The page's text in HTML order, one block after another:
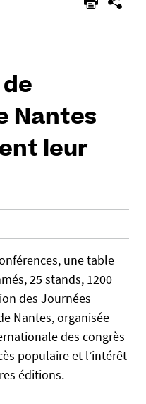
Nantes
leur
une table
25 stands, 1200
des Journées
Nantes, organisée
des congrès
populaire et l’intérêt
éditions.